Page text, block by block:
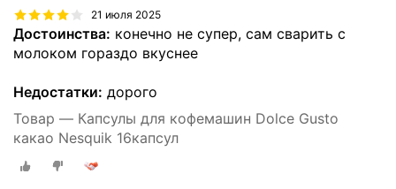
21 июля 2025
Достоинства: конечно не супер, сам сварить с
молоком гораздо вкуснее
Недостатки: дорого
Товар — Капсулы для кофемашин Dolce Gusto
какао Nesquik 16капсул